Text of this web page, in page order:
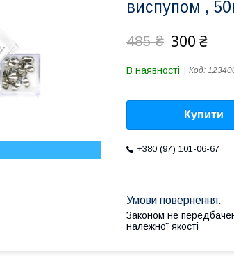
виспупом ,
485 ₴ 300 ₴
В наявності Код:
Купити
+380 (97) 101-06-67
Законом не
належної якості